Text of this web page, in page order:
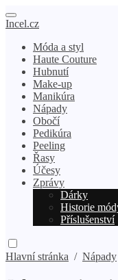
Incel.cz
Móda a styl
Haute Couture
Hubnutí
Make-up
Manikúra
Nápady
Obočí
Pedikúra
Peeling
Řasy
Účesy
Zprávy
Dárky
Historie
Příslušenství
Hlavní stránka / Nápady